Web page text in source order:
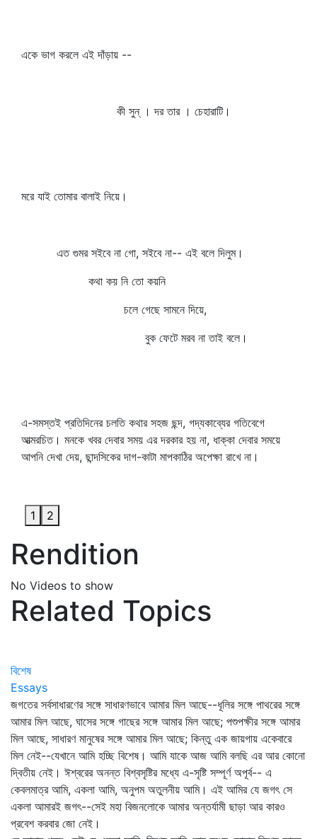
একে ভাগ করলে এই দাঁড়ায় --
কী সুন্‌ । দর তার । চেহারাটি।
মরে যাই তোমার বালাই নিয়ে।
এত গুমর সইবে না গো, সইবে না-- এই বলে দিলুম।
কথা কয় নি তো কয়নি
চলে গেছে সামনে দিয়ে,
বুক ফেটে মরব না তাই বলে।
এ-সমস্তই প্রতিদিনের চলতি কথার সহজ ছন্দ, গদ্যকাব্যের গতিবেগে
আত্মরচিত। মনকে খবর দেবার সময় এর দরকার হয় না, ধাক্কা দেবার সময়ে
আপনি দেখা দেয়, ছান্দসিকের দাগ-কাটা মাপকাঠির অপেক্ষা রাখে না।
1 2
Rendition
No Videos to show
Related Topics
বিশেষ
Essays
জগতের সর্বসাধারণের সঙ্গে সাধারণভাবে আমার মিল আছে--ধূলির সঙ্গে পাথরের সঙ্গে
আমার মিল আছে, ঘাসের সঙ্গে গাছের সঙ্গে আমার মিল আছে; পশুপক্ষীর সঙ্গে আমার
মিল আছে, সাধারণ মানুষের সঙ্গে আমার মিল আছে; কিন্তু এক জায়গায় একেবারে
মিল নেই--যেখানে আমি হচ্ছি বিশেষ। আমি যাকে আজ আমি বলছি এর আর কোনো
দ্বিতীয় নেই। ঈশ্বরের অনন্ত বিশ্বসৃষ্টির মধ্যে এ-সৃষ্টি সম্পূর্ণ অপূর্ব-- এ
কেবলমাত্র আমি, একলা আমি, অনুপম অতুলনীয় আমি। এই আমির যে জগৎ সে
একলা আমারই জগৎ--সেই মহা বিজনলোকে আমার অন্তর্যামী ছাড়া আর কারও
প্রবেশ করবার জো নেই।